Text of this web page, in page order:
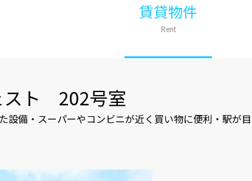
賃貸物件
Rent
スト 202号室
設備・スーパーやコンビニが近く買い物に便利・駅